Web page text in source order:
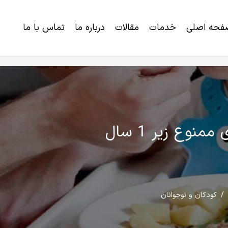
اصلی خدمات مقالات درباره ما تماس با ما
زیر 1 سال
/ کودکان و نوجوانان